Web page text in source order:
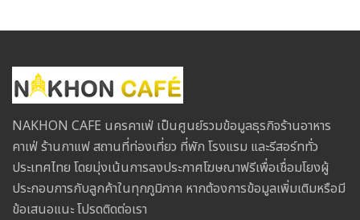
NAKHON CAFE นครคาเฟ่ เป็นศูนย์รวมข้อมูลธุรกิจร้านอาหาร
คาเฟ่ ร้านกาแฟ สถานที่ท่องเที่ยว ที่พัก โรงแรม และรีสอร์ททั่ว
ประเทศไทย โดยมุ่งเน้นการลงประกาศโฆษณาฟรีเพื่อเชื่อมโยงผู้
ประกอบการกับลูกค้าในทุกภูมิภาค หากต้องการข้อมูลเพิ่มเติมหรือมี
ข้อเสนอแนะ โปรดติดต่อเรา